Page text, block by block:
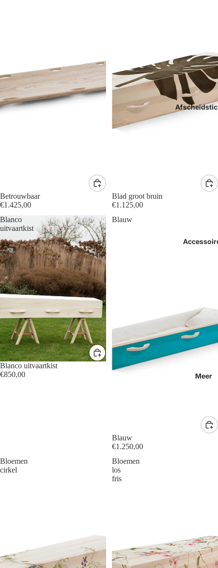
Meer
Betrouwbaar
€1.425,00
Blad groot bruin
€1.125,00
Blanco
uitvaartkist
Blanco uitvaartkist
€850,00
Blauw
Blauw
€1.250,00
Bloemen
cirkel
Bloemen
los
fris